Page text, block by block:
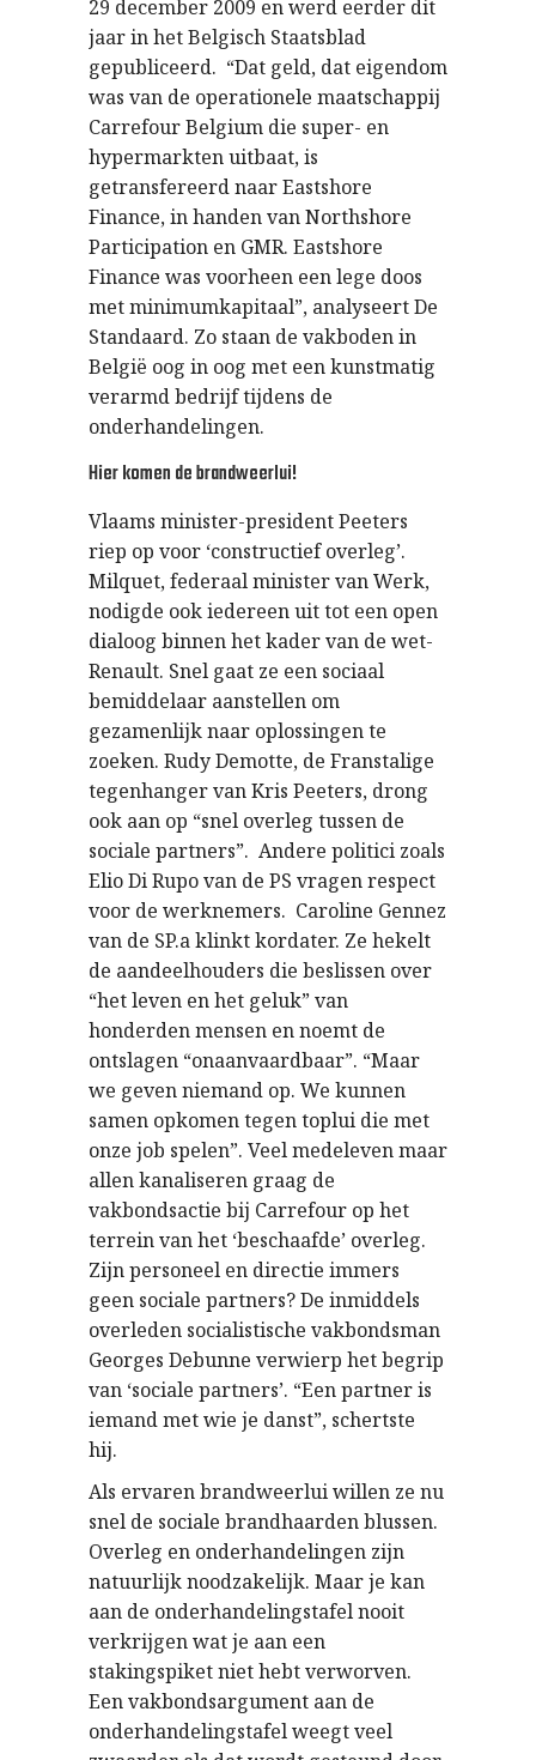
29 december 2009 en werd eerder dit
jaar in het Belgisch Staatsblad
gepubliceerd. “Dat geld, dat eigendom
was van de operationele maatschappij
Carrefour Belgium die super- en
hypermarkten uitbaat, is
getransfereerd naar Eastshore
Finance, in handen van Northshore
Participation en GMR. Eastshore
Finance was voorheen een lege doos
met minimumkapitaal”, analyseert De
Standaard. Zo staan de vakboden in
België oog in oog met een kunstmatig
verarmd bedrijf tijdens de
onderhandelingen.
Hier komen de brandweerlui!
Vlaams minister-president Peeters
riep op voor ‘constructief overleg’.
Milquet, federaal minister van Werk,
nodigde ook iedereen uit tot een open
dialoog binnen het kader van de wet-
Renault. Snel gaat ze een sociaal
bemiddelaar aanstellen om
gezamenlijk naar oplossingen te
zoeken. Rudy Demotte, de Franstalige
tegenhanger van Kris Peeters, drong
ook aan op “snel overleg tussen de
sociale partners”. Andere politici zoals
Elio Di Rupo van de PS vragen respect
voor de werknemers. Caroline Gennez
van de SP.a klinkt kordater. Ze hekelt
de aandeelhouders die beslissen over
“het leven en het geluk” van
honderden mensen en noemt de
ontslagen “onaanvaardbaar”. “Maar
we geven niemand op. We kunnen
samen opkomen tegen toplui die met
onze job spelen”. Veel medeleven maar
allen kanaliseren graag de
vakbondsactie bij Carrefour op het
terrein van het ‘beschaafde’ overleg.
Zijn personeel en directie immers
geen sociale partners? De inmiddels
overleden socialistische vakbondsman
Georges Debunne verwierp het begrip
van ‘sociale partners’. “Een partner is
iemand met wie je danst”, schertste
hij.
Als ervaren brandweerlui willen ze nu
snel de sociale brandhaarden blussen.
Overleg en onderhandelingen zijn
natuurlijk noodzakelijk. Maar je kan
aan de onderhandelingstafel nooit
verkrijgen wat je aan een
stakingspiket niet hebt verworven.
Een vakbondsargument aan de
onderhandelingstafel weegt veel